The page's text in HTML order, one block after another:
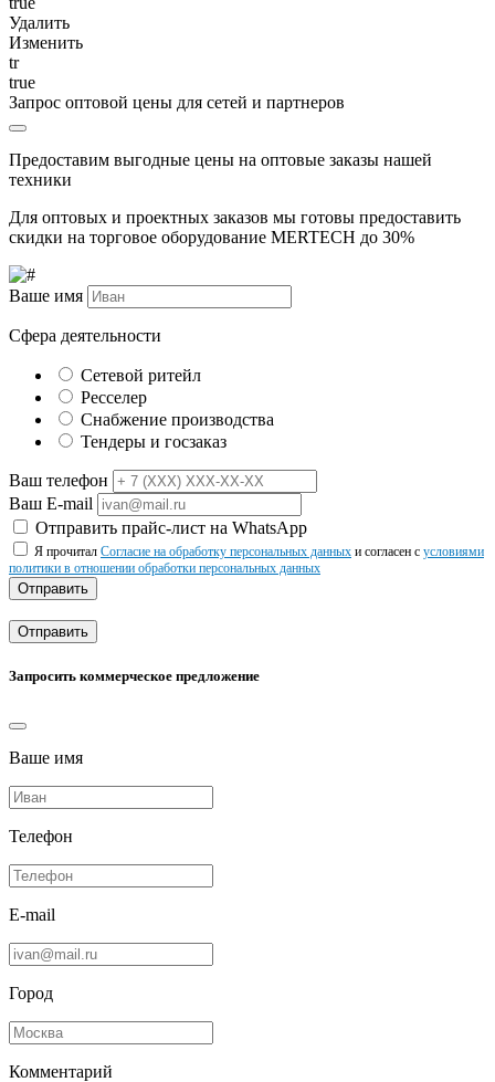
Удалить
Изменить
tr
true
Запрос оптовой цены для сетей и партнеров
Предоставим выгодные цены на оптовые заказы нашей
техники
Для оптовых и проектных заказов мы готовы предоставить
скидки на торговое оборудование MERTECH до 30%
Ваше имя
Сфера деятельности
Сетевой ритейл
Ресселер
Снабжение производства
Тендеры и госзаказ
Ваш телефон
Ваш E-mail
Отправить прайс-лист на WhatsApp
Я прочитал Согласие на обработку персональных данных и согласен с условиями
политики в отношении обработки персональных данных
Отправить
Отправить
Запросить коммерческое предложение
Ваше имя
Телефон
E-mail
Город
Комментарий